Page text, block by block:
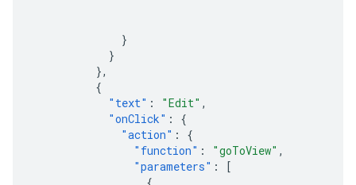
}
}
},
{
"text" : "Edit" ,
"onClick" :
{
"action" :
{
"function" : "goToView" ,
"parameters" :
[